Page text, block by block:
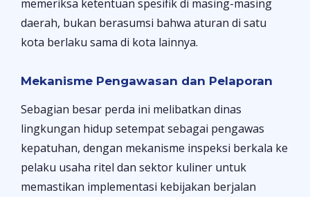
memeriksa ketentuan spesifik di masing-masing
daerah, bukan berasumsi bahwa aturan di satu
kota berlaku sama di kota lainnya.
Mekanisme Pengawasan dan Pelaporan
Sebagian besar perda ini melibatkan dinas
lingkungan hidup setempat sebagai pengawas
kepatuhan, dengan mekanisme inspeksi berkala ke
pelaku usaha ritel dan sektor kuliner untuk
memastikan implementasi kebijakan berjalan